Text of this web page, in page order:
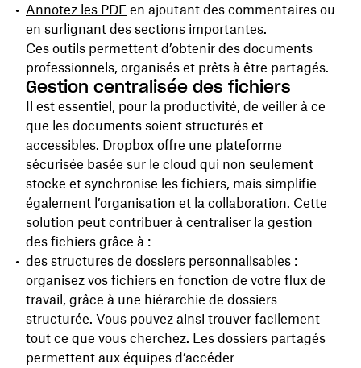
Annotez les PDF en ajoutant des commentaires ou
en surlignant des sections importantes.
Ces outils permettent d’obtenir des documents
professionnels, organisés et prêts à être partagés.
Gestion centralisée des fichiers
Il est essentiel, pour la productivité, de veiller à ce
que les documents soient structurés et
accessibles. Dropbox offre une plateforme
sécurisée basée sur le cloud qui non seulement
stocke et synchronise les fichiers, mais simplifie
également l’organisation et la collaboration. Cette
solution peut contribuer à centraliser la gestion
des fichiers grâce à :
des structures de dossiers personnalisables :
organisez vos fichiers en fonction de votre flux de
travail, grâce à une hiérarchie de dossiers
structurée. Vous pouvez ainsi trouver facilement
tout ce que vous cherchez. Les dossiers partagés
permettent aux équipes d’accéder